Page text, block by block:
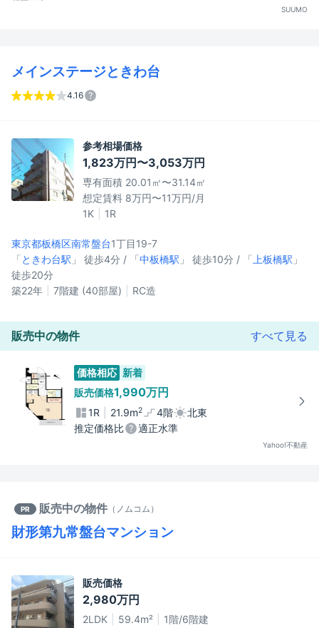
SUUMO
メインステージときわ台
4.16
参考相場価格
1,823万円〜3,053万円
専有面積 20.01㎡〜31.14㎡
想定賃料 8万円〜11万円/月
1K
1R
東京都板橋区南常盤台1丁目19-7
「ときわ台駅 」 徒歩4分 / 「中板橋駅 」 徒歩10分 / 「 上板橋駅 」
徒歩20分
築22年
7階建 (40部屋) RC造
販売中の物件 すべて見る
価格相応 新着
販売価格1,990万円
1R 21.9m2 4階
北東
推定価格比
適正水準
Yahoo!不動産
PR 販売中の物件 （ ノムコム ）
財形第九常盤台マンション
販売価格
2,980万円
2LDK 59.4m² 1階/6階建